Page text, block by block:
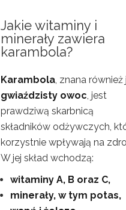
Jakie witaminy i
minerały zawiera
karambola?
Karambola , znana również
gwiaździsty owoc , jest
prawdziwą skarbnicą
składników odżywczych,
korzystnie wpływają na
W jej skład wchodzą:
witaminy A, B oraz C,
minerały, w tym potas,